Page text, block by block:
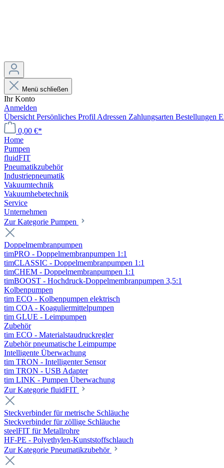
Menü schließen
Ihr Konto
Anmelden
Übersicht Persönliches Profil Adressen Zahlungsarten Bestellungen
0,00 €*
Home
Pumpen
fluidFIT
Pneumatikzubehör
Industriepneumatik
Vakuumtechnik
Vakuumhebetechnik
Service
Unternehmen
Zur Kategorie Pumpen
Doppelmembranpumpen
timPRO - Doppelmembranpumpen 1:1
timCLASSIC - Doppelmembranpumpen 1:1
timCHEM - Doppelmembranpumpen 1:1
timBOOST - Hochdruck-Doppelmembranpumpen 3,5:1
Kolbenpumpen
tim ECO - Kolbenpumpen elektrisch
tim COA - Koaguliermittelpumpen
tim GLUE - Leimpumpen
Zubehör
tim ECO - Materialstaudruckregler
Zubehör pneumatische Leimpumpe
Intelligente Überwachung
tim TRON - Intelligenter Sensor
tim TRON - USB Adapter
tim LINK - Pumpen Überwachung
Zur Kategorie fluidFIT
Steckverbinder für metrische Schläuche
Steckverbinder für zöllige Schläuche
steelFIT für Metallrohre
HF-PE - Polyethylen-Kunststoffschlauch
Zur Kategorie Pneumatikzubehör